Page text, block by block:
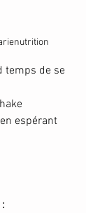
temps de se
espérant